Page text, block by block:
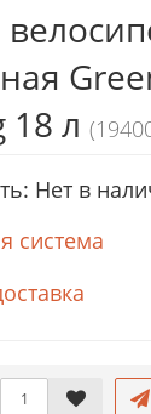
18 л
Нет в
система